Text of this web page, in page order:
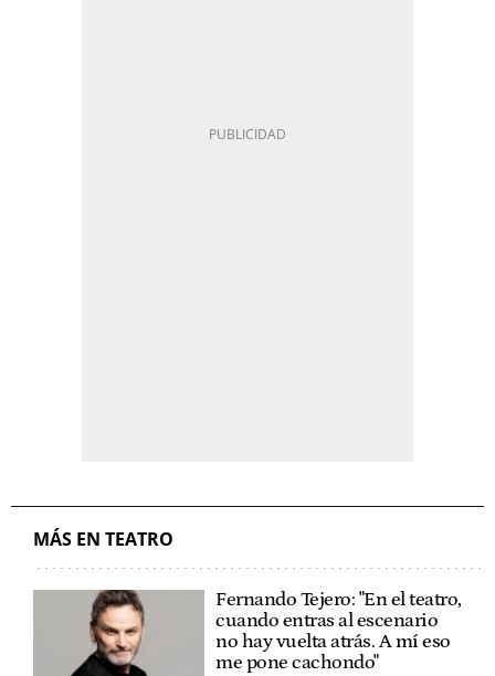
MÁS EN TEATRO
Fernando Tejero: "En el teatro,
cuando entras al escenario
no hay vuelta atrás. A mí eso
me pone cachondo"